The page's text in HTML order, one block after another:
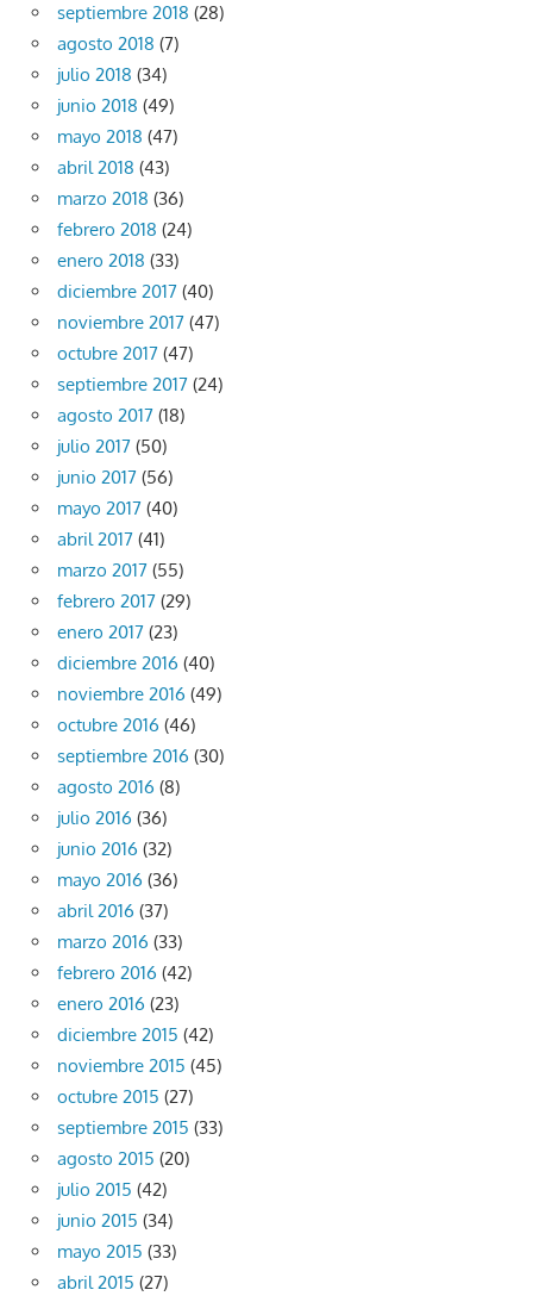
septiembre 2018 (28)
agosto 2018 (7)
julio 2018 (34)
junio 2018 (49)
mayo 2018 (47)
abril 2018 (43)
marzo 2018 (36)
febrero 2018 (24)
enero 2018 (33)
diciembre 2017 (40)
noviembre 2017 (47)
octubre 2017 (47)
septiembre 2017 (24)
agosto 2017 (18)
julio 2017 (50)
junio 2017 (56)
mayo 2017 (40)
abril 2017 (41)
marzo 2017 (55)
febrero 2017 (29)
enero 2017 (23)
diciembre 2016 (40)
noviembre 2016 (49)
octubre 2016 (46)
septiembre 2016 (30)
agosto 2016 (8)
julio 2016 (36)
junio 2016 (32)
mayo 2016 (36)
abril 2016 (37)
marzo 2016 (33)
febrero 2016 (42)
enero 2016 (23)
diciembre 2015 (42)
noviembre 2015 (45)
octubre 2015 (27)
septiembre 2015 (33)
agosto 2015 (20)
julio 2015 (42)
junio 2015 (34)
mayo 2015 (33)
abril 2015 (27)